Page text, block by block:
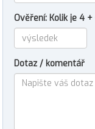
Ověření: Kolik je 4 +
Dotaz / komentář